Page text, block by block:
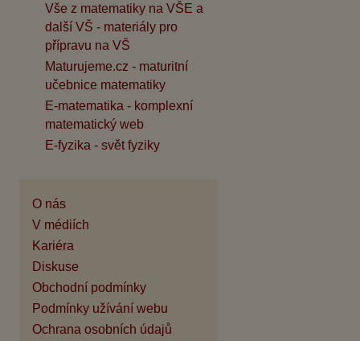
Vše z matematiky na VŠE a
další VŠ - materiály pro
přípravu na VŠ
Maturujeme.cz - maturitní
učebnice matematiky
E-matematika - komplexní
matematický web
E-fyzika - svět fyziky
O nás
V médiích
Kariéra
Diskuse
Obchodní podmínky
Podmínky užívání webu
Ochrana osobních údajů